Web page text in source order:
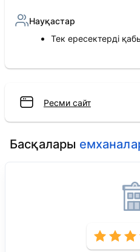
Науқастар
Тек ересектерді
Ресми сайт
Басқалары